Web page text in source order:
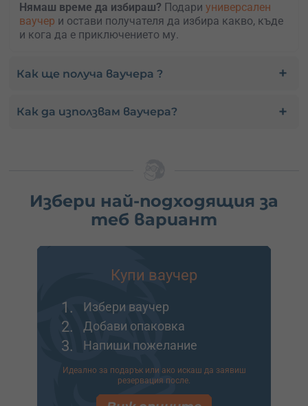
Нямаш време да избираш? Подари универсален
ваучер и остави получателя да избира какво, къде
и кога да е приключението му.
Как ще получа ваучера ?
Как да използвам ваучера?
Избери най-подходящия за
теб вариант
Купи ваучер
1. Избери ваучер
2. Добави опаковка
3. Напиши пожелание
Идеално за подарък или ако искаш да заявиш
резервация после.